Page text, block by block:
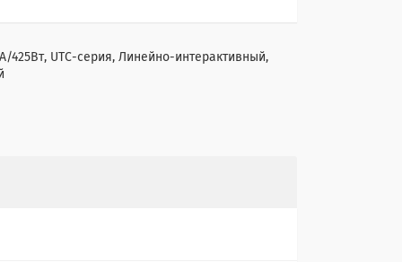
425Вт, UTC-серия, Линейно-интерактивный,